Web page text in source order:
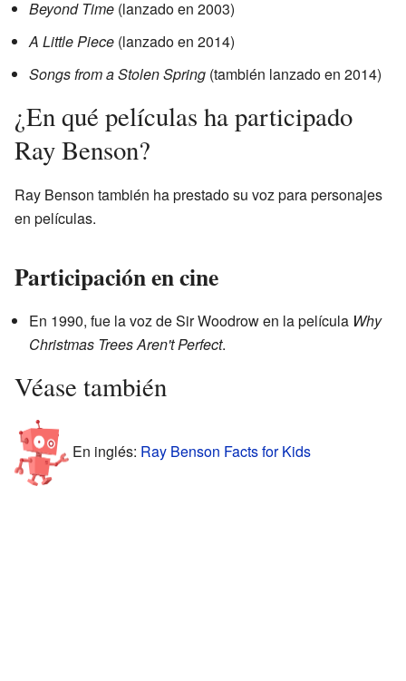
Beyond Time (lanzado en 2003)
A Little Piece (lanzado en 2014)
Songs from a Stolen Spring (también lanzado en 2014)
¿En qué películas ha participado
Ray Benson?
Ray Benson también ha prestado su voz para personajes
en películas.
Participación en cine
En 1990, fue la voz de Sir Woodrow en la película Why
Christmas Trees Aren't Perfect.
Véase también
En inglés: Ray Benson Facts for Kids